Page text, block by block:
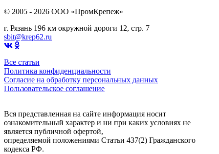
© 2005 - 2026 OOO «ПромКрепеж»
г. Рязань 196 км окружной дороги 12, стр. 7
sbit@krep62.ru
Все статьи
Политика конфиденциальности
Согласие на обработку персональных данных
Пользовательское соглашение
Вся представленная на сайте информация носит
ознакомительный характер и ни при каких условиях не
является публичной офертой,
определяемой положениями Статьи 437(2) Гражданского
кодекса РФ.